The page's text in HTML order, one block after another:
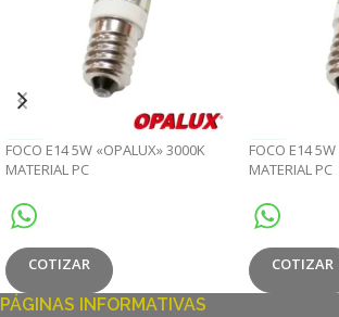
FOCO E14 5W «OPALUX» 3000K
MATERIAL PC
COTIZAR
FOCO E14
MATERIAL PC
COTIZAR
PÁGINAS INFORMATIVAS